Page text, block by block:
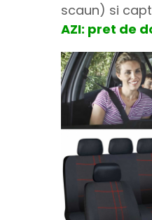
scaun) si
AZI: pret de